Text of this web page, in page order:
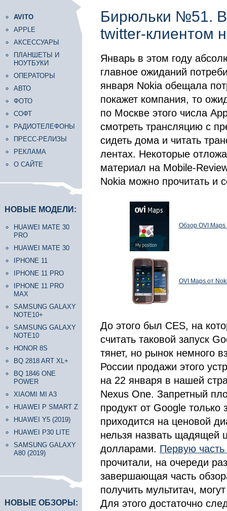
AVITO
APPLE
АКСЕССУАРЫ
ПЛАНШЕТЫ И
НОУТБУКИ
ОПЕРАТОРЫ
АВТО
ФОТО
СОФТ
РАДИОТЕЛЕФОНЫ
ПРЕСС-РЕЛИЗЫ
РЕКЛАМА
О САЙТЕ
НОВЫЕ МОДЕЛИ:
HUAWEI MATE 30
PRO
HUAWEI MATE 30
IPHONE 11
IPHONE 11 PRO
IPHONE 11 PRO
MAX
SAMSUNG GALAXY
NOTE10+
SAMSUNG GALAXY
NOTE10
HONOR 8S
BQ 2818 ART XL+
BQ 1846 ONE
POWER
XIAOMI MI A3
HUAWEI P SMART Z
HUAWEI Y5 (2019)
HUAWEI P30 LITE
SAMSUNG GALAXY
A80 (2019)
НОВЫЕ ОБЗОРЫ:
Бирюльки №51. В
twitter-клиентом
Январь в этом году
главное ожиданий
января Nokia обещала
покажет компания, то
по Москве этого числа
смотреть трансляцию с
сидеть дома и читать
лентах. Некоторые
материал на Mobile-
Nokia можно прочитать и
Обзор OVI Maps
OVI Maps от
До этого был CES, на
считать таковой запуск
тянет, но рынок немного
России продажи этого
на 22 января в нашей
Nexus One. Запретный
продукт от Google только
приходится на ценовой
нельзя назвать щадящей
долларами. Первую часть
прочитали, на очереди
завершающая часть
получить мультитач,
Для этого достаточно